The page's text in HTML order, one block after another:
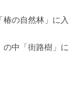
の自然林」に入
の中「街路樹」に